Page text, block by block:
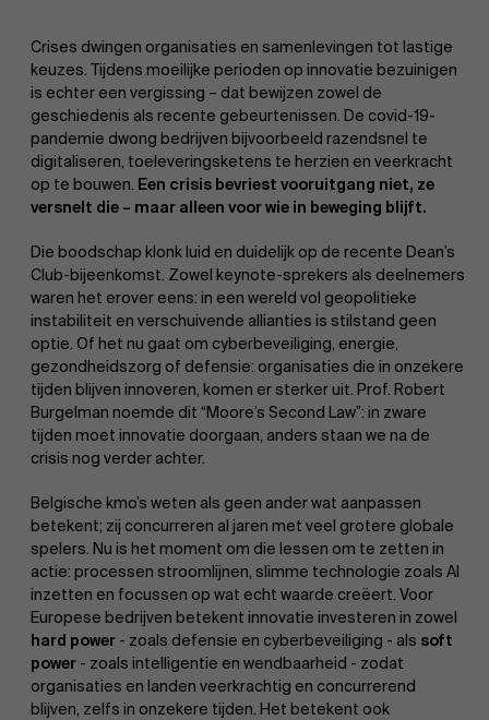
Crises dwingen organisaties en samenlevingen tot lastige
keuzes. Tijdens moeilijke perioden op innovatie bezuinigen
is echter een vergissing – dat bewijzen zowel de
geschiedenis als recente gebeurtenissen. De covid-19-
pandemie dwong bedrijven bijvoorbeeld razendsnel te
digitaliseren, toeleveringsketens te herzien en veerkracht
op te bouwen. Een crisis bevriest vooruitgang niet, ze
versnelt die – maar alleen voor wie in beweging blijft.
Die boodschap klonk luid en duidelijk op de recente Dean’s
Club-bijeenkomst. Zowel keynote-sprekers als deelnemers
waren het erover eens: in een wereld vol geopolitieke
instabiliteit en verschuivende allianties is stilstand geen
optie. Of het nu gaat om cyberbeveiliging, energie,
gezondheidszorg of defensie: organisaties die in onzekere
tijden blijven innoveren, komen er sterker uit. Prof. Robert
Burgelman noemde dit “Moore’s Second Law”: in zware
tijden moet innovatie doorgaan, anders staan we na de
crisis nog verder achter.
Belgische kmo’s weten als geen ander wat aanpassen
betekent; zij concurreren al jaren met veel grotere globale
spelers. Nu is het moment om die lessen om te zetten in
actie: processen stroomlijnen, slimme technologie zoals AI
inzetten en focussen op wat echt waarde creëert. Voor
Europese bedrijven betekent innovatie investeren in zowel
hard power - zoals defensie en cyberbeveiliging - als soft
power - zoals intelligentie en wendbaarheid - zodat
organisaties en landen veerkrachtig en concurrerend
blijven, zelfs in onzekere tijden. Het betekent ook